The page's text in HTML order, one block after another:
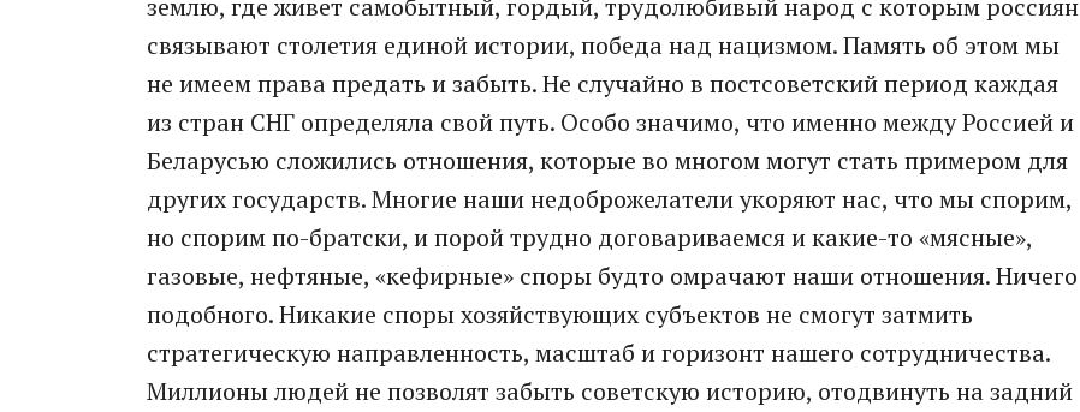
землю, где живет самобытный, гордый, трудолюбивый народ с которым россиян
связывают столетия единой истории, победа над нацизмом. Память об этом мы
не имеем права предать и забыть. Не случайно в постсоветский период каждая
из стран СНГ определяла свой путь. Особо значимо, что именно между Россией и
Беларусью сложились отношения, которые во многом могут стать примером для
других государств. Многие наши недоброжелатели укоряют нас, что мы спорим,
но спорим по-братски, и порой трудно договариваемся и какие-то «мясные»,
газовые, нефтяные, «кефирные» споры будто омрачают наши отношения. Ничего
подобного. Никакие споры хозяйствующих субъектов не смогут затмить
стратегическую направленность, масштаб и горизонт нашего сотрудничества.
Миллионы людей не позволят забыть советскую историю, отодвинуть на задний